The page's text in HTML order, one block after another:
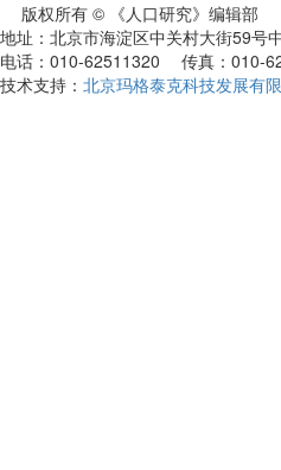
版权所有 © 《人口研究》编辑部
地址：北京市海淀区中关村大街59
电话：010-62511320 传真：010-
技术支持： 北京玛格泰克科技发展有